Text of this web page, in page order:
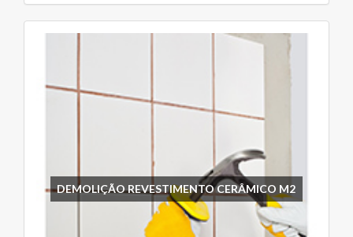
DEMOLIÇÃO REVESTIMENTO CERÂMICO M2